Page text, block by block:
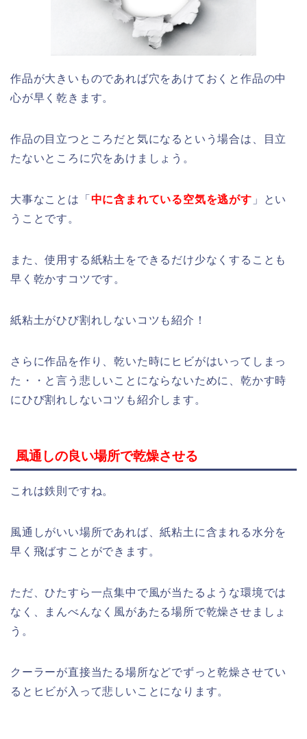
作品が大きいものであれば穴をあけておくと作品の中
心が早く乾きます。
作品の目立つところだと気になるという場合は、目立
たないところに穴をあけましょう。
大事なことは「 中に含まれている空気を逃がす 」とい
うことです。
また、使用する紙粘土をできるだけ少なくすることも
早く乾かすコツです。
紙粘土がひび割れしないコツも紹介！
さらに作品を作り、乾いた時にヒビがはいってしまっ
た・・と言う悲しいことにならないために、乾かす時
にひび割れしないコツも紹介します。
風通しの良い場所で乾燥させる
これは鉄則ですね。
風通しがいい場所であれば、紙粘土に含まれる水分を
早く飛ばすことができます。
ただ、ひたすら一点集中で風が当たるような環境では
なく、まんべんなく風があたる場所で乾燥させましょ
う。
クーラーが直接当たる場所などでずっと乾燥させてい
るとヒビが入って悲しいことになります。